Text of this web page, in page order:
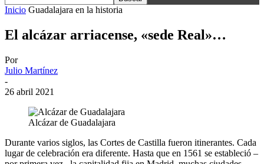
Inicio Guadalajara en la historia
El alcázar arriacense, «sede Real»…
Por
Julio Martínez
-
26 abril 2021
Alcázar de Guadalajara
Durante varios siglos, las Cortes de Castilla fueron itinerantes. Cada
lugar de celebración era diferente. Hasta que en 1561 se estableció –